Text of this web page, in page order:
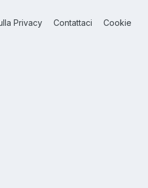
Privacy Contattaci Cookie